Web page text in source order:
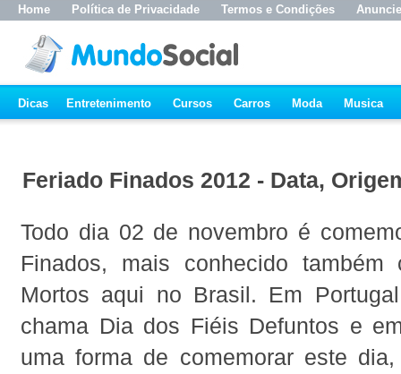
Home Política de Privacidade Termos e Condições Anuncie
Dicas Entretenimento Cursos Carros Moda Musica
Feriado Finados 2012 - Data,
Todo dia 02 de novembro é
Finados, mais conhecido
Mortos aqui no Brasil. Em
chama Dia dos Fiéis Defuntos e
uma forma de comemorar este